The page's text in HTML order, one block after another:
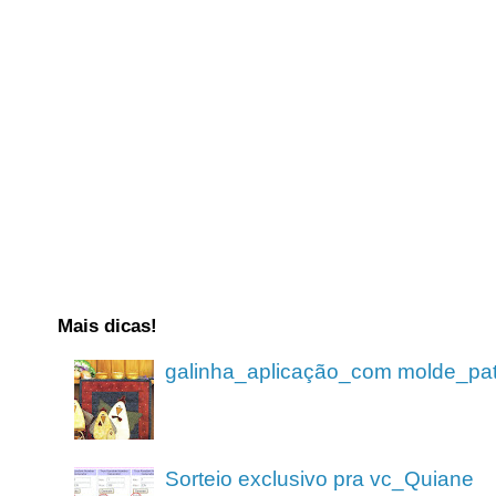
Mais dicas!
galinha_aplicação_com
Sorteio exclusivo pra vc_Quiane